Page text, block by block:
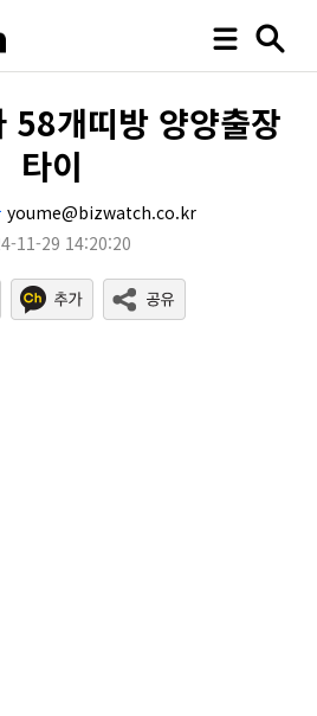
58개띠방 양양출장
타이
youme@bizwatch.co.kr
11-29 14:20:20